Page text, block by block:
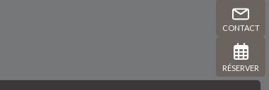
CONTACT
RÉSERVER